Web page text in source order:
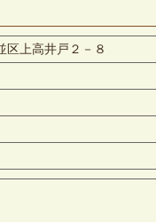
区上高井戸２－８